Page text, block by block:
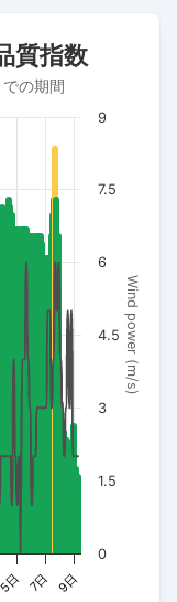
Data ranges from
Wind power
Wind power (m/s)
質指数
の期間
5日 7日 9日
0
1.5
3
4.5
6
7.5
9